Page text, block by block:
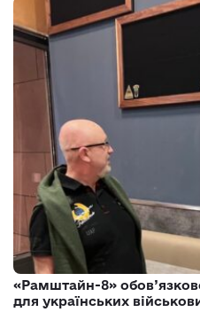
«Рамштайн-8»
для українських